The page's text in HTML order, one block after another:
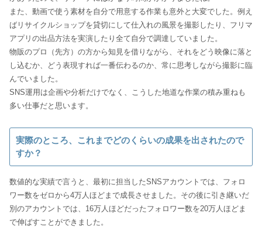
また、動画で使う素材を自分で用意する作業も意外と大変でした。例え
ばリサイクルショップを貸切にして仕入れの風景を撮影したり、フリマ
アプリの出品方法を実演したり全て自分で調達していました。
物販のプロ（先方）の方から知見を借りながら、それをどう映像に落と
し込むか、どう表現すれば一番伝わるのか、常に思考しながら撮影に臨
んでいました。
SNS運用は企画や分析だけでなく、こうした地道な作業の積み重ねも
多い仕事だと思います。
実際のところ、これまでどのくらいの成果を出されたので
すか？
数値的な実績で言うと、最初に担当したSNSアカウントでは、フォロ
ワー数をゼロから4万人ほどまで成長させました。その後に引き継いだ
別のアカウントでは、16万人ほどだったフォロワー数を20万人ほどま
で伸ばすことができました。